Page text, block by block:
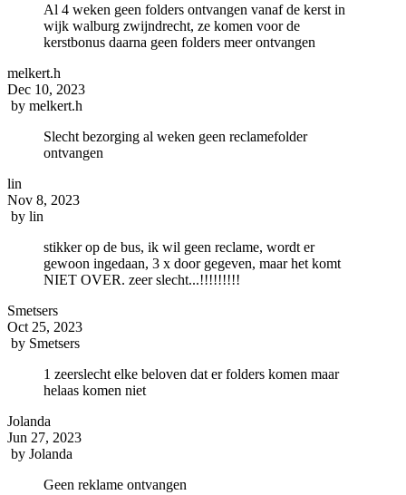
Al 4 weken geen folders ontvangen vanaf de kerst in
wijk walburg zwijndrecht, ze komen voor de
kerstbonus daarna geen folders meer ontvangen
melkert.h
Dec 10, 2023
by melkert.h
Slecht bezorging al weken geen reclamefolder
ontvangen
lin
Nov 8, 2023
by lin
stikker op de bus, ik wil geen reclame, wordt er
gewoon ingedaan, 3 x door gegeven, maar het komt
NIET OVER. zeer slecht...!!!!!!!!!
Smetsers
Oct 25, 2023
by Smetsers
1 zeerslecht elke beloven dat er folders komen maar
helaas komen niet
Jolanda
Jun 27, 2023
by Jolanda
Geen reklame ontvangen